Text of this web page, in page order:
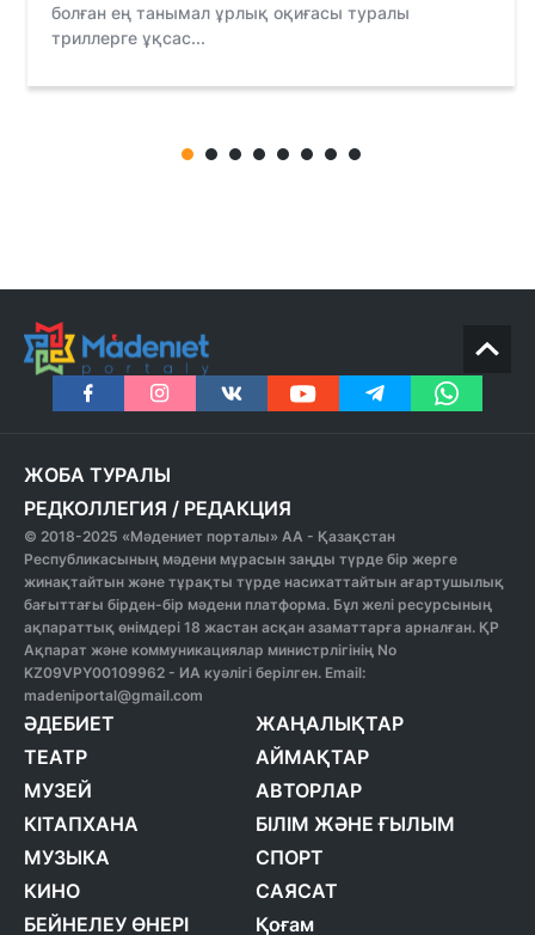
болған ең танымал ұрлық оқиғасы туралы
триллерге ұқсас...
ЖОБА ТУРАЛЫ
РЕДКОЛЛЕГИЯ / РЕДАКЦИЯ
© 2018-2025 «Мәдениет порталы» АА - Қазақстан
Республикасының мәдени мұрасын заңды түрде бір жерге
жинақтайтын және тұрақты түрде насихаттайтын ағартушылық
бағыттағы бірден-бір мәдени платформа. Бұл желі ресурсының
ақпараттық өнімдері 18 жастан асқан азаматтарға арналған. ҚР
Ақпарат және коммуникациялар министрлігінің No
KZ09VPY00109962 - ИА куәлігі берілген. Email:
madeniportal@gmail.com
ӘДЕБИЕТ
ТЕАТР
МУЗЕЙ
КІТАПХАНА
МУЗЫКА
КИНО
БЕЙНЕЛЕУ ӨНЕРІ
ЖАҢАЛЫҚТАР
АЙМАҚТАР
АВТОРЛАР
БІЛІМ ЖӘНЕ ҒЫЛЫМ
СПОРТ
САЯСАТ
Қоғам